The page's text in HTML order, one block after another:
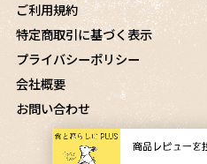
ご利用規約
特定商取引に基づく表示
プライバシーポリシー
会社概要
お問い合わせ
Copyright © 2021